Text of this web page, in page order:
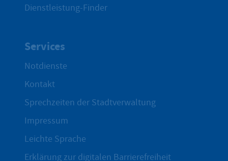
Dienstleistung-Finder
Services
Notdienste
Kontakt
Sprechzeiten der Stadtverwaltung
Impressum
Leichte Sprache
Erklärung zur digitalen Barrierefreiheit